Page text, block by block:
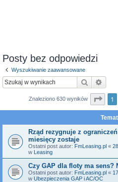
Posty bez odpowiedzi
Wyszukiwanie zaawansowane
Szukaj
Znaleziono 630 wyników 1
Rząd rezygnuje z
miesięcy zostaje
Ostatni post autor: FmLeasing.pl «
w Leasing
Czy GAP dla floty ma sens?
Ostatni post autor: FmLeasing.pl «
w Ubezpieczenia GAP i AC/OC